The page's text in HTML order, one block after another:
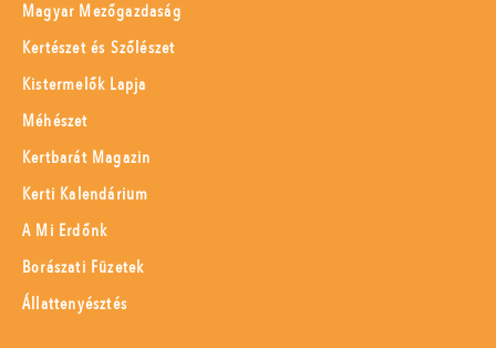
Magyar Mezőgazdaság
Kertészet és Szőlészet
Kistermelők Lapja
Méhészet
Kertbarát Magazin
Kerti Kalendárium
A Mi Erdőnk
Borászati Füzetek
Állattenyésztés